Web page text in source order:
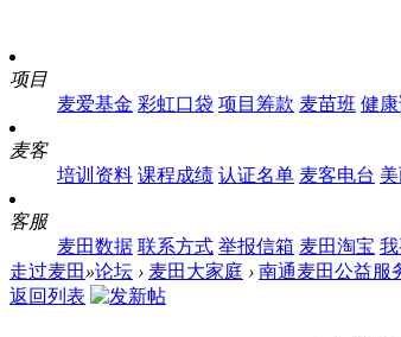
项目
麦爱基金 彩虹口袋 项目筹款 麦苗班 健
麦客
培训资料 课程成绩 认证名单 麦客电台
客服
麦田数据 联系方式 举报信箱 麦田淘宝
走过麦田 »论坛 › 麦田大家庭 › 南通麦田公益服
返回列表